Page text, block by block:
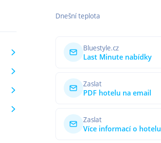
Dnešní teplota
Bluestyle.cz
Last Minute nabídky
Zaslat
PDF hotelu na email
Zaslat
Více informací o hotelu